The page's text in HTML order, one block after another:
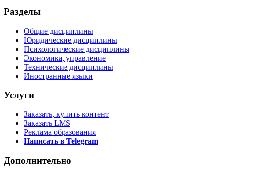
Разделы
Общие дисциплины
Юридические дисциплины
Психологические дисциплины
Экономика, управление
Технические дисциплины
Иностранные языки
Услуги
Заказать, купить контент
Заказать LMS
Реклама образования
Написать в Telegram
Дополнительно